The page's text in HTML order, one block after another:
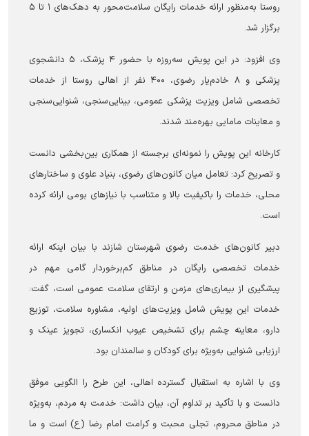
روستا به‌منظور ارائه خدمات رایگان سلامت‌محور به دهک‌های ۱ تا ۵
برگزار شد.
وی افزود: در این پویش سه‌روزه با حضور ۴ پزشک، ۵ دانشجوی
پزشکی و ۸ خادم‌یار رضوی، ۴۰۰ نفر از اهالی روستا از خدمات
تخصصی شامل ویزیت پزشکی عمومی، بینایی‌سنجی، شنوایی‌سنجی
و معاینات مامایی بهره‌مند شدند.
کارخانه این پویش را نمونه‌ای برجسته از همکاری بین‌بخشی دانست
و تصریح کرد: تعامل میان کانون‌های رضوی، بنیاد علوی و ساختارهای
محلی، خدمات را باکیفیت بالا و متناسب با نیازهای بومی ارائه کرده
است.
دبیر کانون‌های خدمت رضوی شهرستان شازند با بیان اینکه ارائه
خدمات تخصصی رایگان در مناطق کم‌برخوردار گامی مهم در
پیشگیری از بیماری‌های مزمن و ارتقای سلامت عمومی است، گفت:
خدمات این پویش شامل ویزیت‌های اولیه، مشاوره سلامت، توزیع
دارو، معاینه چشم برای تشخیص عیوب انکساری، تجویز عینک و
ارزیابی شنوایی به‌ویژه برای کودکان و سالمندان بود.
وی با اشاره به استقبال گسترده اهالی، این طرح را الگویی موفق
دانست و با تأکید بر تداوم آن، بیان داشت: خدمت به مردم، به‌ویژه
در مناطق محروم، تجلی محبت و کرامت امام رضا (ع) است و ما